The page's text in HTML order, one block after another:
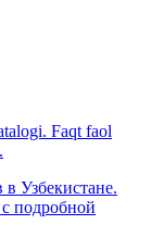
Faqt faol
Узбекистане.
подробной